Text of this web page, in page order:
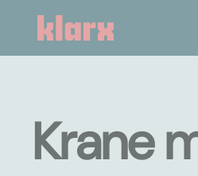
Krane